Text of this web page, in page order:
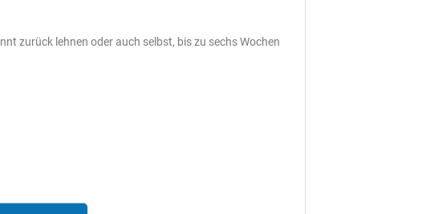
zurück lehnen oder auch selbst, bis zu sechs Wochen